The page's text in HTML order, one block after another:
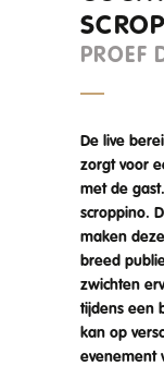
PROEF
De live
zorgt voor
met de
scroppino.
maken
breed
zwichten
tijdens een
kan op
evenement